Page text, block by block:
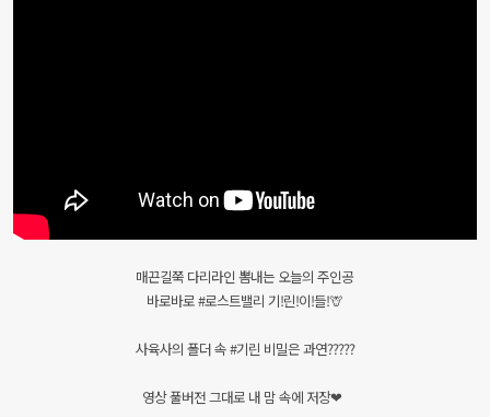
매끈길쭉 다리라인 뽐내는 오늘의 주인공
바로바로 #로스트밸리 기!린!이!들!🦒
사육사의 폴더 속 #기린 비밀은 과연?????
영상 풀버전 그대로 내 맘 속에 저장❤